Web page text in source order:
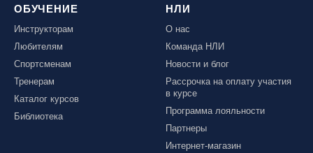
ОБУЧЕНИЕ
Инструкторам
Любителям
Спортсменам
Тренерам
Каталог курсов
Библиотека
НЛИ
О нас
Команда НЛИ
Новости и блог
Рассрочка на оплату участия
в курсе
Программа лояльности
Партнеры
Интернет-магазин